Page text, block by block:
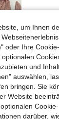
um Ihnen
oder Ihre
und
auswählen,
bringen. Sie
Website
darüber,